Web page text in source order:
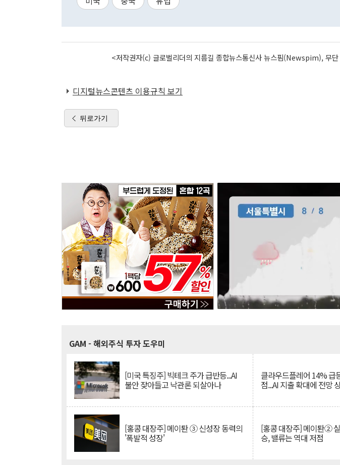
<저작권자(c) 글로벌리더의 지름길 종합뉴스통신사 뉴스핌(Newspim), 무
디지털뉴스콘텐츠 이용규칙 보기
뒤로가기
GAM - 해외주식 투자 도우미
[미국 특징주] 빅테크 주가 급반등...AI
불안 잦아들고 낙관론 되살아나
클라우드플레어 14% 급
점...AI 지출 확대에 전망
[홍콩 대장주] 메이퇀 ③ 신성장 동력의
'폭발적 성장'
[홍콩 대장주] 메이퇀②
승, 밸류는 역대 저점